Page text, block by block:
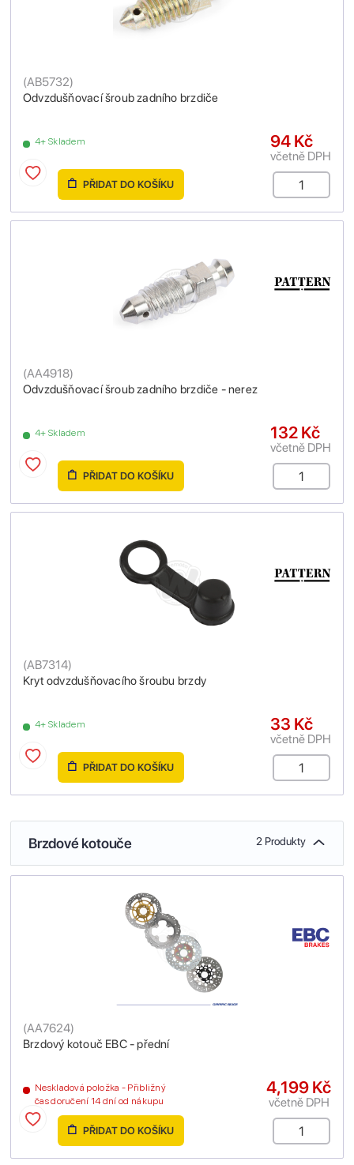
Odvzdušňovací šroub zadního brzdiče
(AB5732)
4+ Skladem 94 Kč
včetně DPH
PŘIDAT DO KOŠÍKU
Odvzdušňovací šroub zadního brzdiče - nerez
(AA4918)
4+ Skladem 132 Kč
včetně DPH
PŘIDAT DO KOŠÍKU
Kryt odvzdušňovacího šroubu brzdy
(AB7314)
4+ Skladem 33 Kč
včetně DPH
PŘIDAT DO KOŠÍKU
Brzdové kotouče 2 Produkty
Brzdový kotouč EBC - přední
(AA7624)
Neskladová položka - Přibližný
čas doručení 14 dní od nákupu
4,199 Kč
včetně DPH
PŘIDAT DO KOŠÍKU